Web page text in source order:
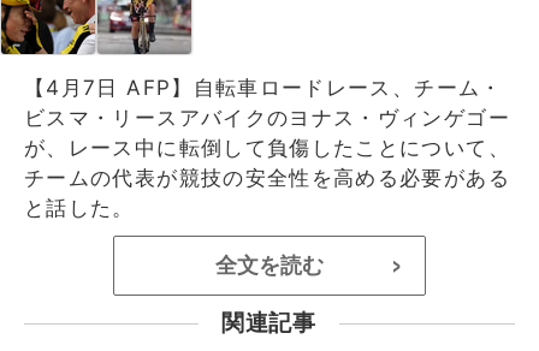
【4月7日 AFP】自転車ロードレース、チーム・
ビスマ・リースアバイクのヨナス・ヴィンゲゴー
が、レース中に転倒して負傷したことについて、
チームの代表が競技の安全性を高める必要がある
と話した。
全文を読む >
関連記事